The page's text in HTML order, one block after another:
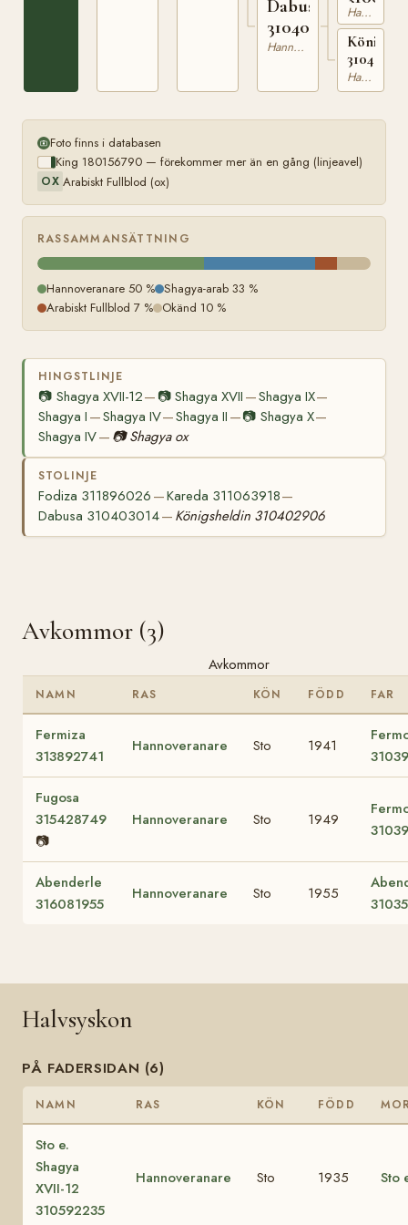
Dabusa
310403014
Hannoveranare
Hannoveranare
Hannoveranare
Foto finns i databasen
King 180156790 — förekommer mer än en gång (linjeavel)
OX Arabiskt Fullblod (ox)
RASSAMMANSÄTTNING
Hannoveranare 50 % Shagya-arab 33 %
Arabiskt Fullblod 7 % Okänd 10 %
HINGSTLINJE
📷 Shagya XVII-12— 📷Shagya XVII —Shagya IX—
Shagya I —Shagya IV—Shagya II —📷 Shagya X—
Shagya IV— 📷 Shagya ox
STOLINJE
Fodiza 311896026 —Kareda 311063918—
Dabusa 310403014— Königsheldin 310402906
Avkommor (3)
Avkommor
NAMN RAS KÖN FÖDD FAR
Fermiza
313892741
Hannoveranare Sto 1941
Fugosa
315428749
📷
Hannoveranare Sto 1949
Abenderle
316081955
Hannoveranare Sto 1955
Halvsyskon
PÅ FADERSIDAN (6)
NAMN RAS KÖN FÖDD
Sto e.
Shagya
XVII-12
310592235
Hannoveranare Sto 1935 Sto